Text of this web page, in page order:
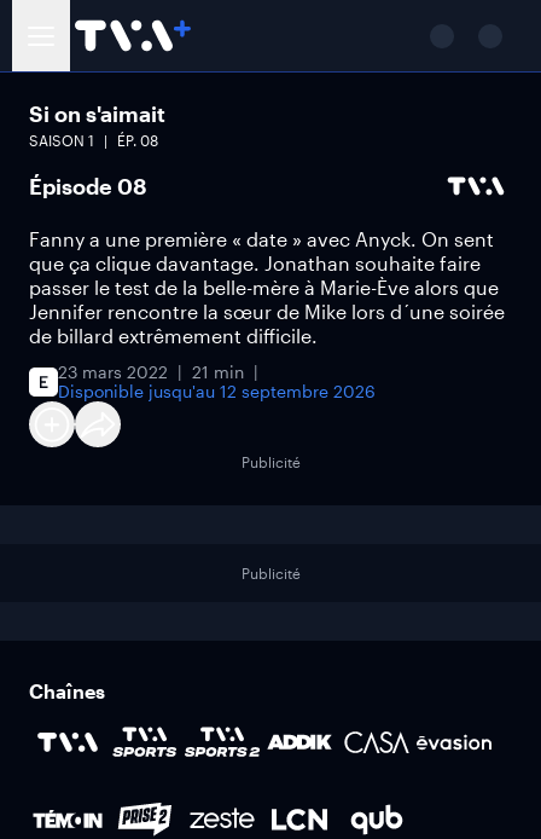
Si on s'aimait
SAISON 1 ÉP. 08
Épisode 08
Fanny a une première « date » avec Anyck. On sent
que ça clique davantage. Jonathan souhaite faire
passer le test de la belle-mère à Marie-Ève alors que
Jennifer rencontre la sœur de Mike lors d´une soirée
de billard extrêmement difficile.
23 mars 2022
21 min
Disponible jusqu'au 12 septembre 2026
Publicité
Publicité
Chaînes